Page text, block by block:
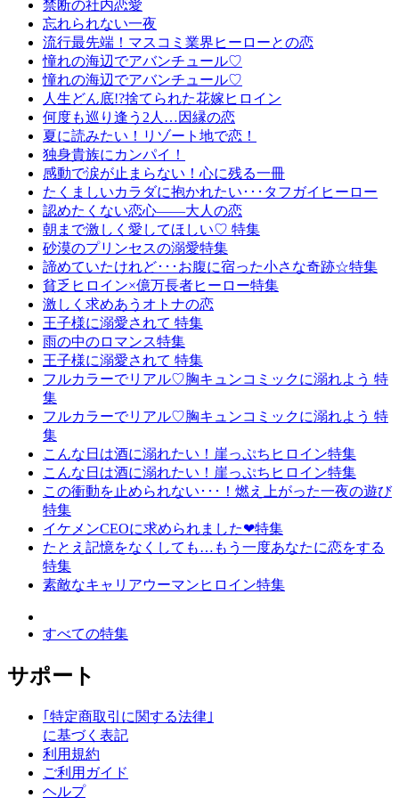
禁断の社内恋愛
忘れられない一夜
流行最先端！マスコミ業界ヒーローとの恋
憧れの海辺でアバンチュール♡
憧れの海辺でアバンチュール♡
人生どん底!?捨てられた花嫁ヒロイン
何度も巡り逢う2人…因縁の恋
夏に読みたい！リゾート地で恋！
独身貴族にカンパイ！
感動で涙が止まらない！心に残る一冊
たくましいカラダに抱かれたい･･･タフガイヒーロー
認めたくない恋心――大人の恋
朝まで激しく愛してほしい♡ 特集
砂漠のプリンセスの溺愛特集
諦めていたけれど･･･お腹に宿った小さな奇跡☆特集
貧乏ヒロイン×億万長者ヒーロー特集
激しく求めあうオトナの恋
王子様に溺愛されて 特集
雨の中のロマンス特集
王子様に溺愛されて 特集
フルカラーでリアル♡胸キュンコミックに溺れよう 特
集
フルカラーでリアル♡胸キュンコミックに溺れよう 特
集
こんな日は酒に溺れたい！崖っぷちヒロイン特集
こんな日は酒に溺れたい！崖っぷちヒロイン特集
この衝動を止められない･･･！燃え上がった一夜の遊び
特集
イケメンCEOに求められました❤特集
たとえ記憶をなくしても…もう一度あなたに恋をする
特集
素敵なキャリアウーマンヒロイン特集
すべての特集
サポート
｢特定商取引に関する法律｣
に基づく表記
利用規約
ご利用ガイド
ヘルプ